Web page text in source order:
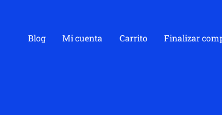
Blog Mi cuenta Carrito Finalizar